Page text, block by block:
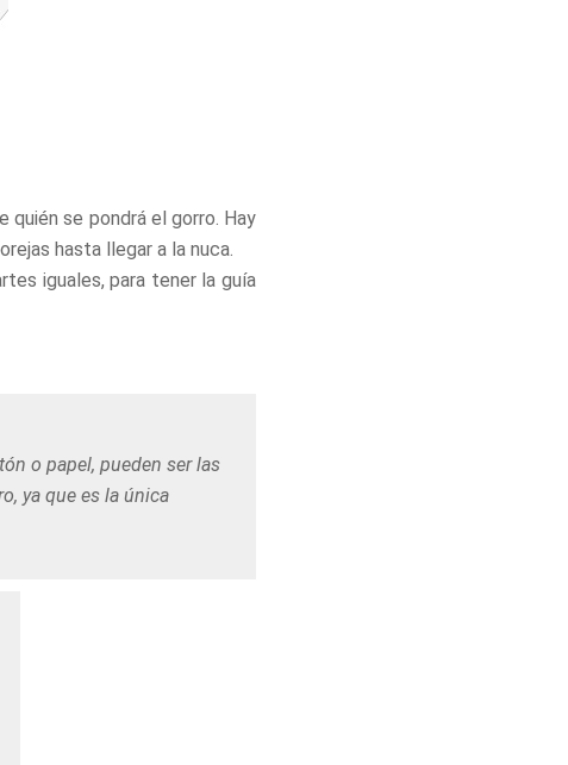
quién se pondrá el gorro. Hay
hasta llegar a la nuca.
iguales, para tener la guía
o papel, pueden ser las
ya que es la única